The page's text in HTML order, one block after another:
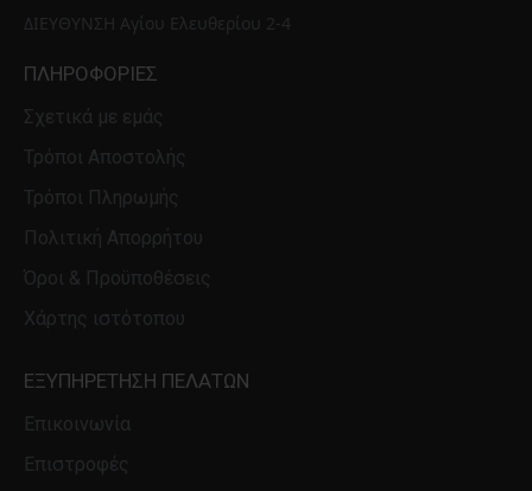
Απόλαυσε πλούσιο χρώμα, κάθε φορά που χρειάζεσαι μια
Εφάρμοσε δύο στρώσεις πάνω από καθαρά νύχια. Αφαιρείται
όπως το κανονικό βερνίκι νυχιών.
ΔΙΕΥΘΥΝΣΗ Αγίου Ελευθερίου 2-4
ΠΛΗΡΟΦΟΡΊΕΣ
Σχετικά με εμάς
Τρόποι Αποστολής
Τρόποι Πληρωμής
Πολιτική Απορρήτου
Όροι & Προϋποθέσεις
Χάρτης ιστότοπου
ΕΞΥΠΗΡΈΤΗΣΗ ΠΕΛΑΤΏΝ
Επικοινωνία
Επιστροφές